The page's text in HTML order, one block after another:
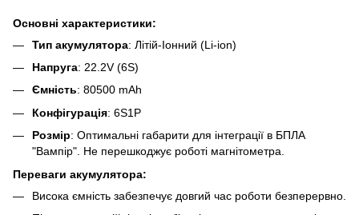
Основні характеристики:
Тип акумулятора: Літій-Іонний (Li-ion)
Напруга: 22.2V (6S)
Ємність: 80500 mAh
Конфігурація: 6S1P
Розмір: Оптимальні габарити для інтеграції в БПЛА
"Вампір". Не перешкоджує роботі магнітометра.
Переваги акумулятора:
Висока ємність забезпечує довгий час роботи безперервно.